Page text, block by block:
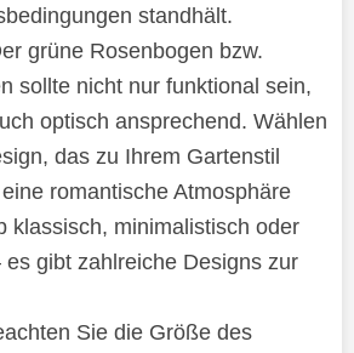
standhält.
grüne Rosenbogen bzw.
sollte nicht nur funktional sein,
optisch ansprechend. Wählen
das zu Ihrem Gartenstil
romantische Atmosphäre
klassisch, minimalistisch oder
es gibt zahlreiche Designs zur
Sie die Größe des